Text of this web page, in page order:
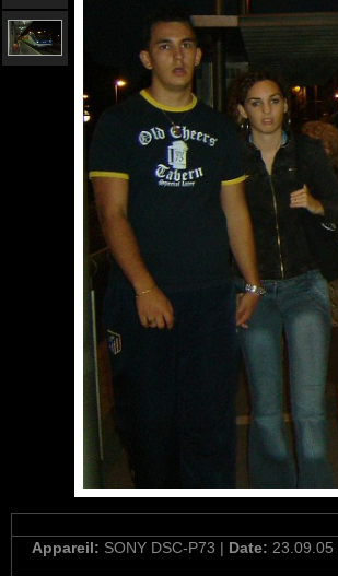
Appareil: SONY DSC-P73 | Date: 23.09.05